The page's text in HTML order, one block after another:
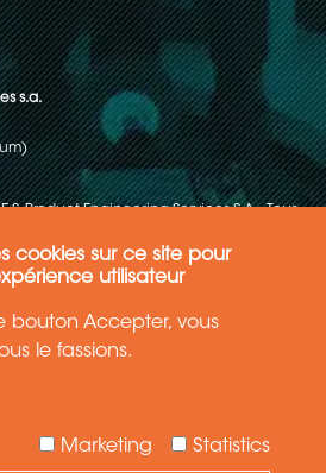
cookies sur ce site pour
utilisateur
bouton Accepter, vous
le fassions.
Statistics
Marketing
s.a.
Product Engineering Services S.A. - Tous
protection des données
générales de ventes
Les détails et les spécifications sont